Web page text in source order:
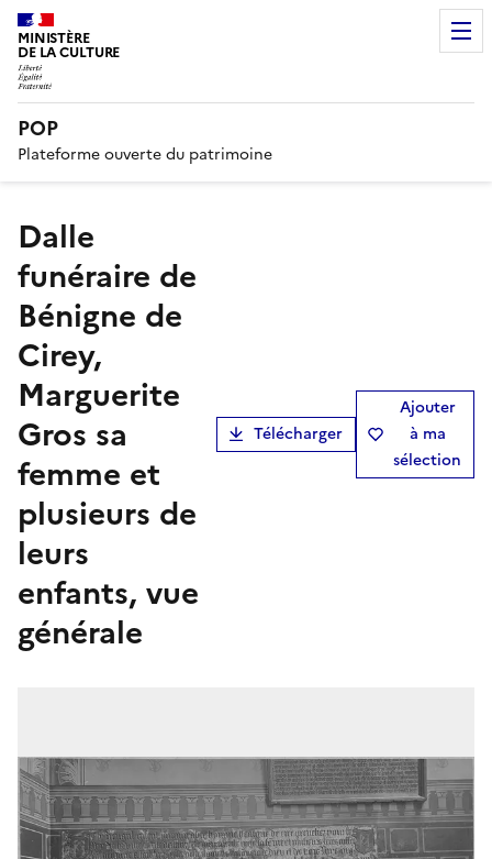
MINISTÈRE
DE LA CULTURE
POP
Plateforme ouverte du patrimoine
dalle
funéraire de
Bénigne de
Cirey,
Marguerite
Gros sa
femme et
plusieurs de
leurs
enfants, vue
générale
Télécharger
Ajouter
à ma
sélection